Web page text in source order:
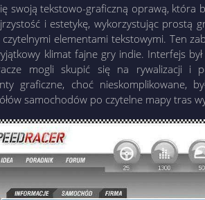
swoją tekstowo-graficzną oprawą, która
i estetykę, wykorzystując prostą
elementami tekstowymi. Ten
klimat fajne gry indie. Interfejs
mogli skupić się na rywalizacji i
graficzne, choć nieskomplikowane,
samochodów po czytelne mapy tras